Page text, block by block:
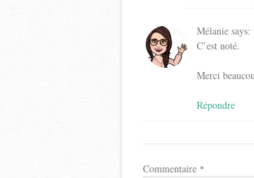
Mélanie says:
C’est noté.
Merci
Répondre
Commentaire *